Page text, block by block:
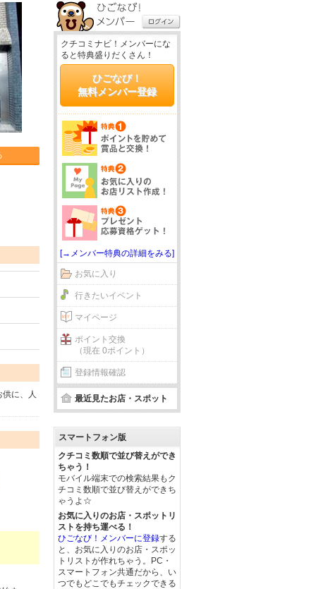
に、人
クチコミナビ！メンバーにな
ると特典盛りだくさん！
ひごなび！
無料メンバー登録
[→メンバー特典の詳細をみる]
お気に入り
行きたいイベント
マイページ
ポイント交換
（現在 0ポイント）
登録情報確認
最近見たお店・スポット
スマートフォン版
クチコミ数順で並び替えができ
ちゃう！
モバイル端末での検索結果もク
チコミ数順で並び替えができち
ゃうよ☆
お気に入りのお店・スポットリ
ストを持ち運べる！
ひごなび！メンバーに登録する
と、お気に入りのお店・スポッ
トリストが作れちゃう。PC・
スマートフォン共通だから、い
つでもどこでもチェックできる